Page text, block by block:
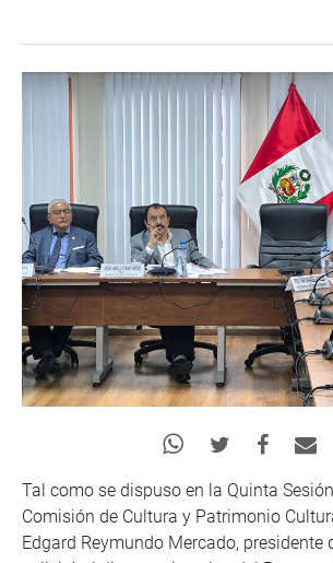
Tal como se dispuso en la Quinta
Comisión de Cultura y Patrimonio
Edgard Reymundo Mercado, presidente